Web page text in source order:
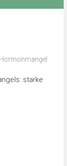
Hormonmangel
starke